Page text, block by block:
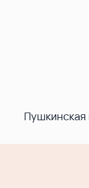
Пушкинская